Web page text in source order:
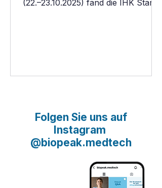
(22.–23.10.2025) fand die IHK Start-
präsentieren durften. Ob Digital
innovative Unternehmen zeigten,
wie sie die Gesundheitsbranche
nachhaltig verändern möchten. Mit
unserer manschettenlosen
Langzeitblutdruckmessung ko
Folgen Sie uns auf
Instagram
@biopeak.medtech